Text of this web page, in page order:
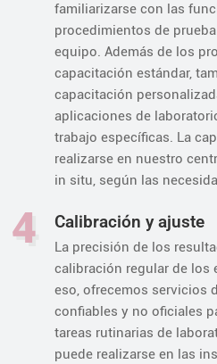
familiarizarse con las
procedimientos de
equipo. Además de los
capacitación estándar,
capacitación
aplicaciones de
trabajo específicas. La
realizarse en nuestro
in situ, según las
4 Calibración y ajuste
La precisión de los
calibración regular de los
eso, ofrecemos servicios
confiables y no oficiales
tareas rutinarias de
puede realizarse en las